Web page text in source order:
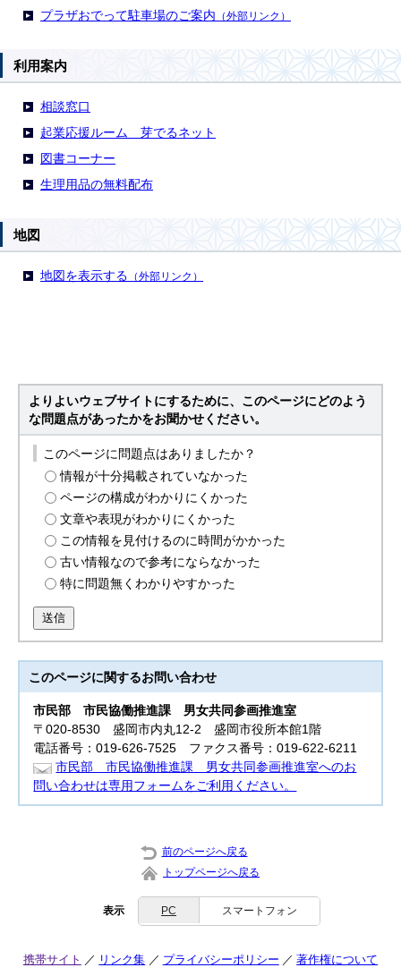
プラザおでって駐車場のご案内 （外部リンク）
利用案内
相談窓口
起業応援ルーム 芽でるネット
図書コーナー
生理用品の無料配布
地図
地図を表示する （外部リンク）
よりよいウェブサイトにするために、このページにどのよう
な問題点があったかをお聞かせください。
このページに問題点はありましたか？
情報が十分掲載されていなかった
ページの構成がわかりにくかった
文章や表現がわかりにくかった
この情報を見付けるのに時間がかかった
古い情報なので参考にならなかった
特に問題無くわかりやすかった
送信
このページに関するお問い合わせ
市民部市民協働推進課 男女共同参画推進室
〒020-8530 盛岡市内丸12-2 盛岡市役所本館1階
電話番号：019-626-7525 ファクス番号：019-622-6211
市民部 市民協働推進課 男女共同参画推進室へのお
問い合わせは専用フォームをご利用ください。
前のページへ戻る
トップページへ戻る
表示 PC スマートフォン
携帯サイト リンク集 プライバシーポリシー 著作権について